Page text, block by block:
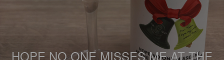
HOPE NO ONE MISSES ME AT THE